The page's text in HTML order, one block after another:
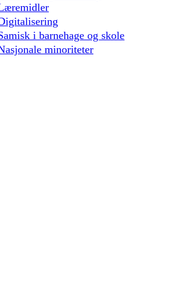
i barnehage og skole
minoriteter